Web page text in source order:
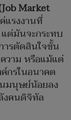
Job Market
แรงงานที่
ต่มันจะกระทบ
ารตัดสินใจขั้น
วาม หรือแม้แต่
กรในอนาคต
มนุษย์น้อยลง
งคนดิจิทัล